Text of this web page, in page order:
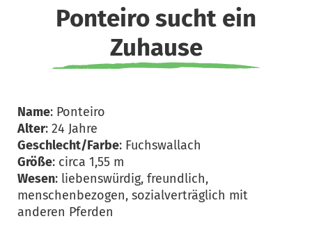
Ponteiro sucht ein
Zuhause
Name: Ponteiro
Alter: 24 Jahre
Geschlecht/Farbe: Fuchswallach
Größe: circa 1,55 m
Wesen: liebenswürdig, freundlich,
menschenbezogen, sozialverträglich mit
anderen Pferden